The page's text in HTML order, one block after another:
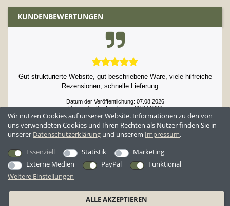
KUNDENBEWERTUNGEN
Gut strukturierte Website, gut beschriebene Ware, viele hilfreiche
Rezensionen, schnelle Lieferung. ...
Datum der Veröffentlichung: 07.08.2026
Datum der Kauferfahrung: 23.07.2026
Wir nutzen Cookies auf unserer Website. Informationen zu den von
uns verwendeten Cookies und Ihren Rechten als Nutzer finden Sie in
unserer Daten­schutz­erklärung und unserem Impressum.
Essenziell
Statistik
Marketing
Externe Medien
PayPal
Funktional
Weitere Einstellungen
ALLE AKZEPTIEREN